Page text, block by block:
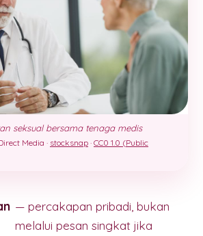
seksual bersama tenaga medis
Media · stocksnap · CC0 1.0 (Public
— percakapan pribadi, bukan
melalui pesan singkat jika